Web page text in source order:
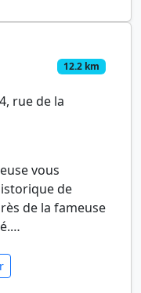
12.2 km
rue de la
vous
de
de la fameuse